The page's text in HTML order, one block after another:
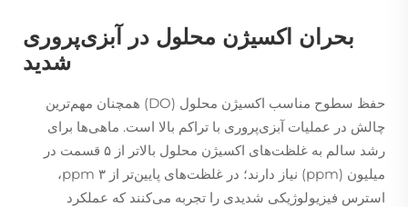
بحران اکسیژن محلول در آبزی‌پروری
شدید
حفظ سطوح مناسب اکسیژن محلول (DO) همچنان مهم‌ترین
چالش در عملیات آبزی‌پروری با تراکم بالا است. ماهی‌ها برای
رشد سالم به غلظت‌های اکسیژن محلول بالاتر از ۵ قسمت در
میلیون (ppm) نیاز دارند؛ در غلظت‌های پایین‌تر از ۳ ppm،
استرس فیزیولوژیکی شدیدی را تجربه می‌کنند که عملکرد